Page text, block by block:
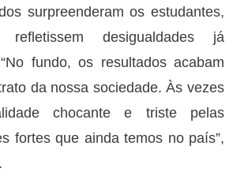
surpreenderam os estudantes,
desigualdades já
fundo, os resultados acabam
da nossa sociedade. Às vezes
chocante e triste pelas
fortes que ainda temos no país”,